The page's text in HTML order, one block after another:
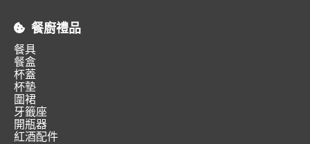
餐廚禮品
餐具
餐盒
杯蓋
杯墊
圍裙
牙籤座
開瓶器
紅酒配件